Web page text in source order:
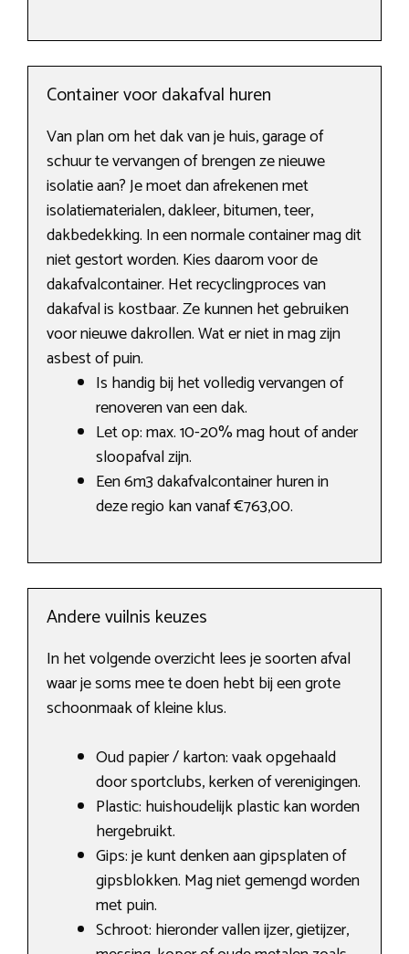
Container voor dakafval huren
Van plan om het dak van je huis, garage of
schuur te vervangen of brengen ze nieuwe
isolatie aan? Je moet dan afrekenen met
isolatiematerialen, dakleer, bitumen, teer,
dakbedekking. In een normale container mag dit
niet gestort worden. Kies daarom voor de
dakafvalcontainer. Het recyclingproces van
dakafval is kostbaar. Ze kunnen het gebruiken
voor nieuwe dakrollen. Wat er niet in mag zijn
asbest of puin.
Is handig bij het volledig vervangen of
renoveren van een dak.
Let op: max. 10-20% mag hout of ander
sloopafval zijn.
Een 6m3 dakafvalcontainer huren in
deze regio kan vanaf €763,00.
Andere vuilnis keuzes
In het volgende overzicht lees je soorten afval
waar je soms mee te doen hebt bij een grote
schoonmaak of kleine klus.
Oud papier / karton: vaak opgehaald
door sportclubs, kerken of verenigingen.
Plastic: huishoudelijk plastic kan worden
hergebruikt.
Gips: je kunt denken aan gipsplaten of
gipsblokken. Mag niet gemengd worden
met puin.
Schroot: hieronder vallen ijzer, gietijzer,